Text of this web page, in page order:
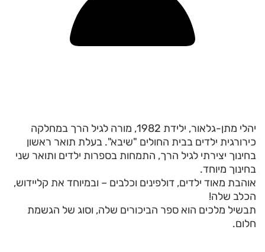
יהלי מתן-גלאור, ילידת 1982, מורה לגיל הרך במחלקה
כירורגית ילדים בבית החולים "שיבא". בעלת תואר ראשון
בחינוך יצירתי לגיל הרך, התמחות בספרות ילדים ותואר שני
בחינוך מיוחד.
אוהבת מאוד ילדים, דולפינים וכלבים – ובמיוחד את קליידוש,
הכלב שלה!
תבשיל מלכים הוא ספר הביכורים שלה, וסוג של הגשמת
חלום.